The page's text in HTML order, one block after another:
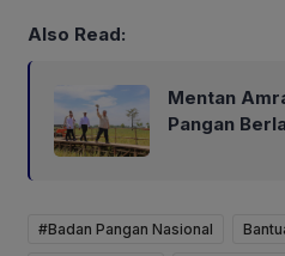
Also Read:
Mentan
Pangan
#Badan Pangan Nasional